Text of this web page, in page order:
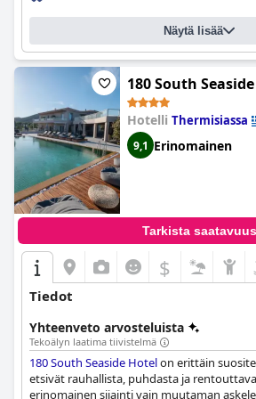
mikä takaa hyvät yöunet. Joistakin
Amphitryon-hotelli on edelleen suosittu
etsivät ylellisyyttä ja tyyliä Kreikassa.
Näytä lisää
180 South
Hotelli Thermisiassa
9,1 Erinomainen
Tarkista saatavuus
$
Tiedot
Yhteenveto arvosteluista
Tekoälyn laatima tiivistelmä
180 South Seaside Hotelon erittäin
etsivät rauhallista, puhdasta ja
erinomainen sijainti vain muutaman